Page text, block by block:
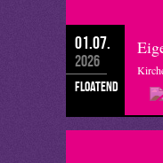
01.07.
2026
floatend